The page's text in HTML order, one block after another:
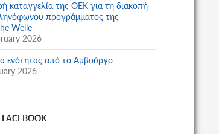
καταγγελία της ΟΕΚ για τη διακοπή
προγράμματος της
Welle
2026
ενότητας από το Αμβούργο
2026
FACEBOOK